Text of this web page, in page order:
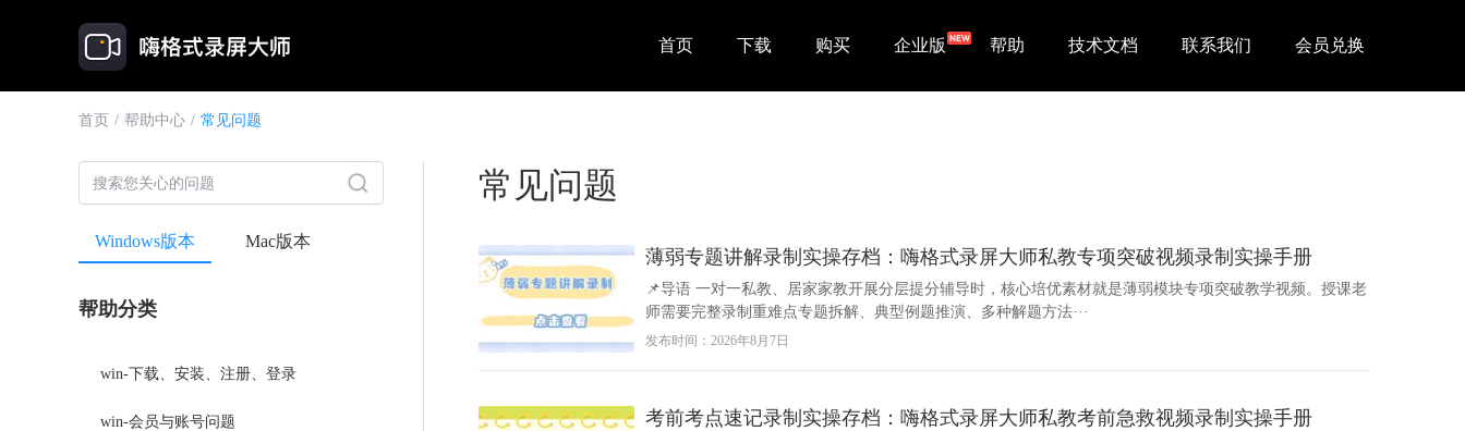
首页 下载 购买 企业版 帮助 技术文档 联系我们 会员兑换
首页 / 帮助中心 / 常见问题
常见问题
薄弱专题讲解录制实操存档：嗨格式录屏大师私教专项突破视频录制实操手册
📌导语 一对一私教、居家家教开展分层提分辅导时，核心培优素材就是薄弱模块专项突破教学视频。授课老
师需要完整录制重难点专题拆解、典型例题推演、多种解题方法···
发布时间：2026年8月7日
考前考点速记录制实操存档：嗨格式录屏大师私教考前急救视频录制实操手册
Windows版本 Mac版本
帮助分类
win-下载、安装、注册、登录
win-会员与账号问题